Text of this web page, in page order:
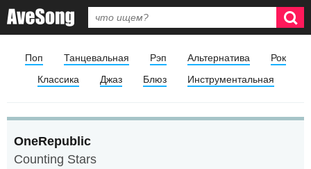
Поп Танцевальная Рэп Альтернатива
Рок
Классика
Джаз Блюз Инструментальная
OneRepublic
Counting Stars